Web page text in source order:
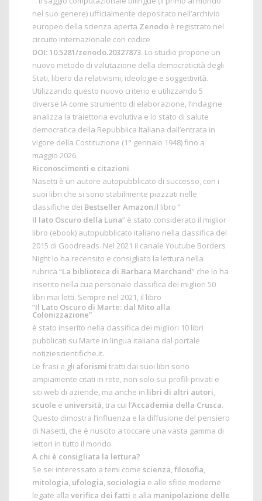
nel suo genere) ufficialmente depositato nell’archivio
europeo della scienza aperta Zenodo è registrato nel
circuito internazionale con codice
DOI: 10.5281/zenodo.20327873. Lo studio propone un
nuovo metodo di valutazione della democraticità degli
Stati, libero da relativismi, ideologie e soggettività.
Utilizzando questo nuovo criterio e utilizzando 5
diverse IA come strumento di elaborazione, l‘indagine
analizza la traiettoria evolutiva e lo stato di salute
democratica della Repubblica Italiana dall’entrata in
vigore della Costituzione (1° gennaio 1948) fino a
maggio 2026.
Riconoscimenti e citazioni
Nasetti è un autore autopubblicato di successo, con i
suoi libri che si sono stabilmente piazzati nelle
classifiche dei Bestseller Amazon.Il libro “
Il lato Oscuro della Luna” è stato considerato il miglior
libro (ebook) autopubblicato italiano nella classifica del
2015 di Goodreads. Nel 2021 il canale Youtube Borders
Night lo ha recensito e consigliato la lettura nella
rubrica “La biblioteca di Barbara Marchand” che lo ha
inserito nella cua personale classifica dei migliori 50
libri mai letti. Sempre nel 2021, il libro
“Il Lato Oscuro di Marte: dal Mito alla
Colonizzazione”
è stato inserito nella classifica dei migliori 10 libri
pubblicati su Marte in lingua italiana dal portale
notiziescientifiche.it.
Le frasi e gli aforismi tratti dai suoi libri sono
ampiamente citati in rete, non solo sui profili privati e
siti web di aziende, ma anche in libri di altri autori,
scuole e università, tra cui l’Accademia della Crusca.
Questo dimostra l’influenza e la diffusione del pensiero
di Nasetti, che è riuscito a toccare una vasta gamma di
lettori in tutto il mondo.
A chi è consigliata la lettura?
Se sei interessato a temi come scienza, filosofia,
mitologia, ufologia, sociologia e alle sfide moderne
legate alla verifica dei fatti e alla manipolazione delle